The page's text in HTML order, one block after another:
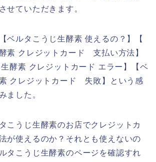
せていただきます。
ベルタこうじ生酵素 使えるの？】【
素 クレジットカード 支払い方法】
生酵素 クレジットカード エラー】【ベ
クレジットカード 失敗】という感
ました。
こうじ生酵素のお店でクレジットカ
が使えるのか？それとも使えないの
タこうじ生酵素のページを確認すれ